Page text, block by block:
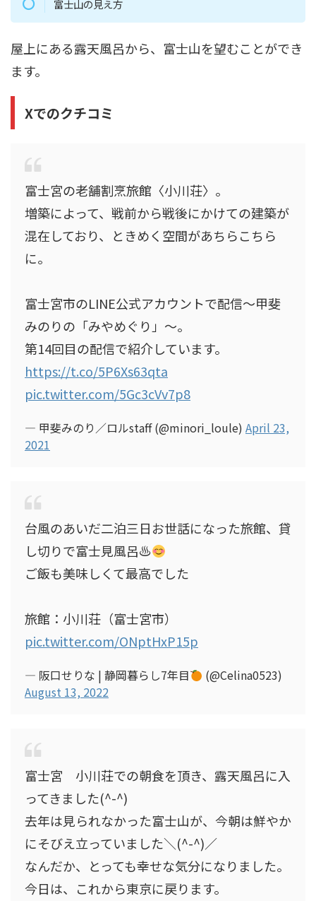
富士山の見え方
屋上にある露天風呂から、富士山を望むことができ
ます。
Xでのクチコミ
富士宮の老舗割烹旅館〈小川荘〉。
増築によって、戦前から戦後にかけての建築が
混在しており、ときめく空間があちらこちら
に。
富士宮市のLINE公式アカウントで配信～甲斐
みのりの「みやめぐり」～。
第14回目の配信で紹介しています。
https://t.co/5P6Xs63qta
pic.twitter.com/5Gc3cVv7p8
— 甲斐みのり／ロルstaff (@minori_loule) April 23,
2021
台風のあいだ二泊三日お世話になった旅館、貸
し切りで富士見風呂♨
ご飯も美味しくて最高でした
旅館：小川荘（富士宮市）
pic.twitter.com/ONptHxP15p
— 阪口せりな | 静岡暮らし7年目
(@Celina0523)
August 13, 2022
富士宮 小川荘での朝食を頂き、露天風呂に入
ってきました(^-^)
去年は見られなかった富士山が、今朝は鮮やか
にそびえ立っていました＼(^-^)／
なんだか、とっても幸せな気分になりました。
今日は、これから東京に戻ります。